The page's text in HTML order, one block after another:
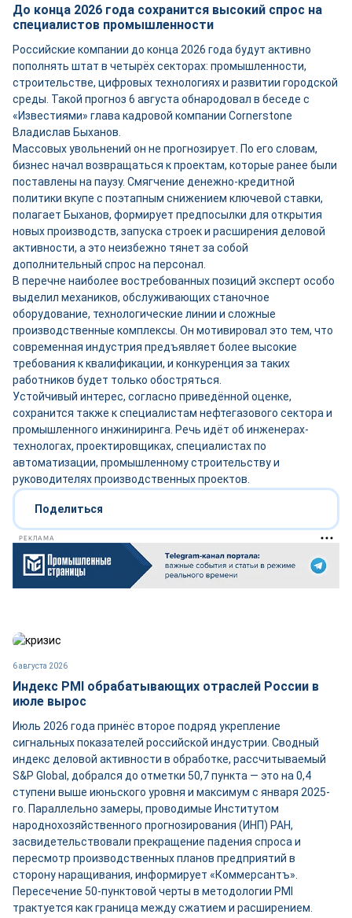
До конца 2026 года сохранится высокий спрос на
специалистов промышленности
Российские компании до конца 2026 года будут активно
пополнять штат в четырёх секторах: промышленности,
строительстве, цифровых технологиях и развитии городской
среды. Такой прогноз 6 августа обнародовал в беседе с
«Известиями» глава кадровой компании Cornerstone
Владислав Быханов.
Массовых увольнений он не прогнозирует. По его словам,
бизнес начал возвращаться к проектам, которые ранее были
поставлены на паузу. Смягчение денежно-кредитной
политики вкупе с поэтапным снижением ключевой ставки,
полагает Быханов, формирует предпосылки для открытия
новых производств, запуска строек и расширения деловой
активности, а это неизбежно тянет за собой
дополнительный спрос на персонал.
В перечне наиболее востребованных позиций эксперт особо
выделил механиков, обслуживающих станочное
оборудование, технологические линии и сложные
производственные комплексы. Он мотивировал это тем, что
современная индустрия предъявляет более высокие
требования к квалификации, и конкуренция за таких
работников будет только обостряться.
Устойчивый интерес, согласно приведённой оценке,
сохранится также к специалистам нефтегазового сектора и
промышленного инжиниринга. Речь идёт об инженерах-
технологах, проектировщиках, специалистах по
автоматизации, промышленному строительству и
руководителях производственных проектов.
Поделиться
РЕКЛАМА
6 августа 2026
Индекс PMI обрабатывающих отраслей России в
июле вырос
Июль 2026 года принёс второе подряд укрепление
сигнальных показателей российской индустрии. Сводный
индекс деловой активности в обработке, рассчитываемый
S&P Global, добрался до отметки 50,7 пункта — это на 0,4
ступени выше июньского уровня и максимум с января 2025-
го. Параллельно замеры, проводимые Институтом
народнохозяйственного прогнозирования (ИНП) РАН,
засвидетельствовали прекращение падения спроса и
пересмотр производственных планов предприятий в
сторону наращивания, информирует «Коммерсантъ».
Пересечение 50-пунктовой черты в методологии PMI
трактуется как граница между сжатием и расширением.